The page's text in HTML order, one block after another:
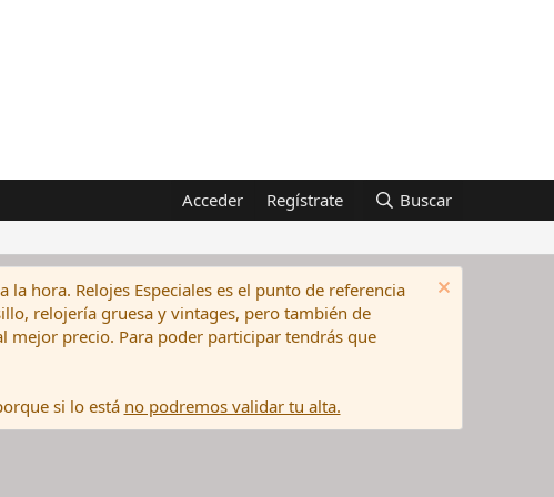
Acceder Regístrate Buscar
hora. Relojes Especiales es el punto de referencia
relojería gruesa y vintages, pero también de
mejor precio. Para poder participar tendrás que
si lo está no podremos validar tu alta.